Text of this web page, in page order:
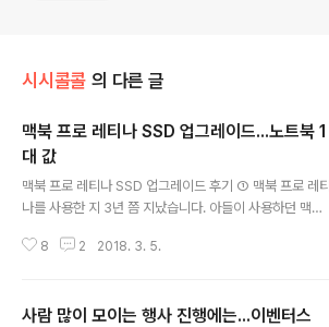
시시콜콜 의 다른 글
맥북 프로 레티나 SSD 업그레이드...노트북 1
대 값
맥북 프로 레티나 SSD 업그레이드 후기 ① 맥북 프로 레티
나를 사용한 지 3년 쯤 지났습니다. 아들이 사용하던 맥북
되는 맥의 편리함에 익숙해져 맥북 프로 레티나를 구입하
에 저장공간이 부족한 단점이 있었지만, 상대적으로 가격
8 2 2018. 3. 5.
사람 많이 모이는 행사 진행에는...이벤터스